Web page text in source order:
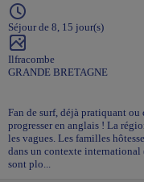
Séjour de 8, 15 jour(s)
Ilfracombe
GRANDE BRETAGNE
Fan de surf, déjà pratiquant
progresser en anglais ! La
les vagues. Les familles
dans un contexte
sont plo...